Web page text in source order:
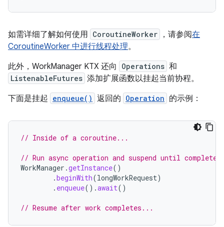
如需详细了解如何使用 CoroutineWorker ，请参阅在
CoroutineWorker 中进行线程处理。
此外，WorkManager KTX 还向
Operations 和
ListenableFutures 添加扩展函数以挂起当前协程。
下面是挂起 enqueue() 返回的 Operation 的示例：
// Inside of a coroutine...
// Run async operation and suspend until
WorkManager .getInstance()
.beginWith(longWorkRequest)
. enqueue().await()
// Resume after work completes...